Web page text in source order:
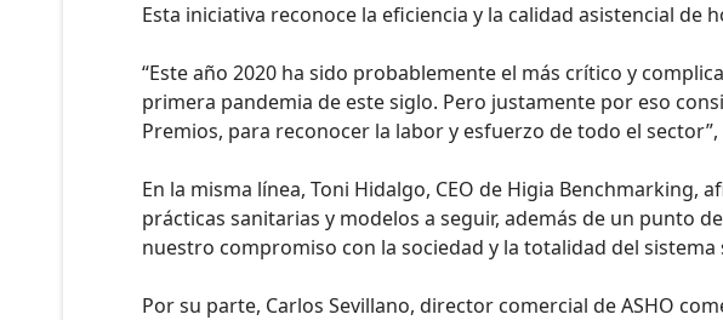
Esta iniciativa reconoce la eficiencia y la calidad asistencial de
“Este año 2020 ha sido probablemente el más crítico y
primera pandemia de este siglo. Pero justamente por eso
Premios, para reconocer la labor y esfuerzo de todo el
En la misma línea, Toni Hidalgo, CEO de Higia Benchmarking,
prácticas sanitarias y modelos a seguir, además de un punto
nuestro compromiso con la sociedad y la totalidad del sistema
Por su parte, Carlos Sevillano, director comercial de ASHO